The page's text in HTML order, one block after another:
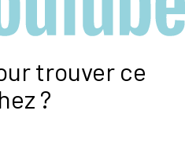
trouver ce
?